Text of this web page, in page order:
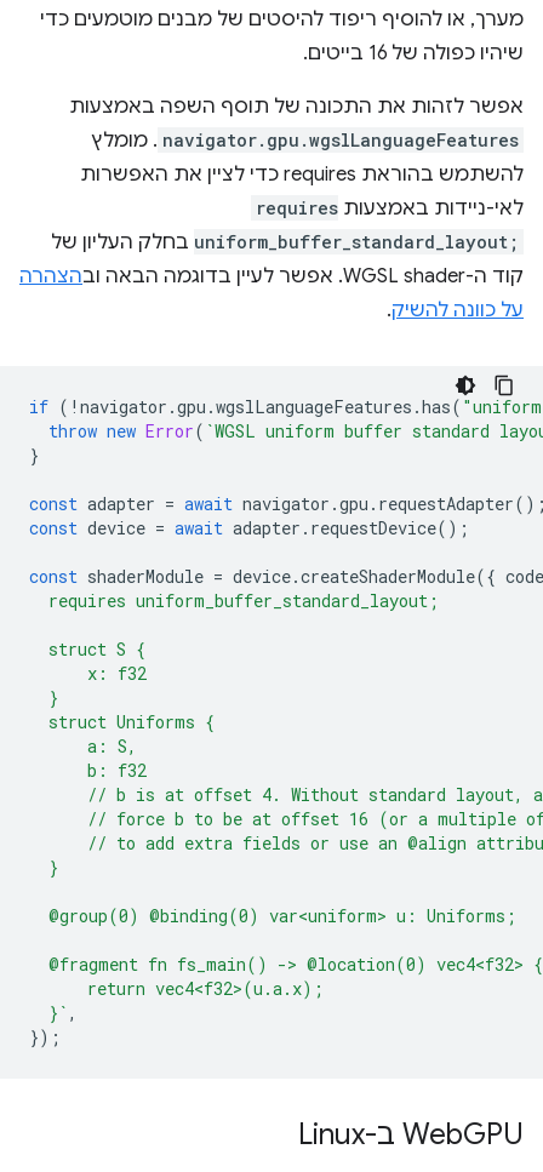
מערך, או להוסיף ריפוד להיסטים של מבנים מוטמעים כדי
שיהיו כפולה של 16 בייטים.
אפשר לזהות את התכונה של תוסף השפה באמצעות
navigator.gpu.wgslLanguageFeatures . מומלץ
להשתמש בהוראת requires כדי לציין את האפשרות
לאי-ניידות באמצעות requires
uniform_buffer_standard_layout; בחלק העליון של
קוד ה-WGSL shader. אפשר לעיין בדוגמה הבאה וב
הצהרה
על כוונה להשיק.
if ( ! navigator .gpu .wgslLanguageFeatures .has(
throw new Error( `WGSL uniform buffer standard
}
const adapter = await navigator .gpu . requestAdapter
const device = await adapter . requestDevice();
const shaderModule = device.createShaderModule({ code
  requires uniform_buffer_standard_layout;
  struct S {
      x: f32
  }
  struct Uniforms {
      a: S,
      b: f32
// b is at offset 4. Without standard layout,
// force b to be at offset 16 (or a multiple
// to add extra fields or use an @align
  }
  @group(0) @binding(0) var<uniform> u: Uniforms;
  @fragment fn fs_main() -> @location(0) vec4<f32> {
      return vec4<f32>(u.a.x);
  }`
,
});
‫WebGPU ב-Linux